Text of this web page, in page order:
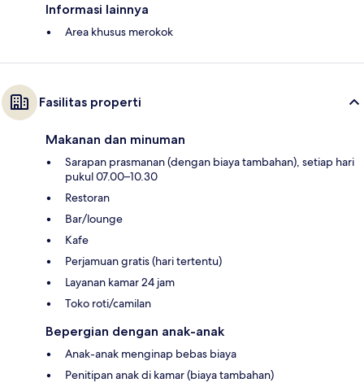
Informasi lainnya
Area khusus merokok
Fasilitas properti
Makanan dan minuman
Sarapan prasmanan (dengan biaya tambahan), setiap hari
pukul 07.00–10.30
Restoran
Bar/lounge
Kafe
Perjamuan gratis (hari tertentu)
Layanan kamar 24 jam
Toko roti/camilan
Bepergian dengan anak-anak
Anak-anak menginap bebas biaya
Penitipan anak di kamar (biaya tambahan)